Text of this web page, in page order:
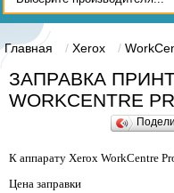
Главная Xerox
ЗАПРАВКА
WORKCENTRE
К аппарату Xerox WorkCentre
Цена заправки